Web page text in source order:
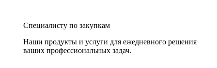
Специалисту по закупкам
Наши продукты и услуги для ежедневного решения
ваших профессиональных задач.